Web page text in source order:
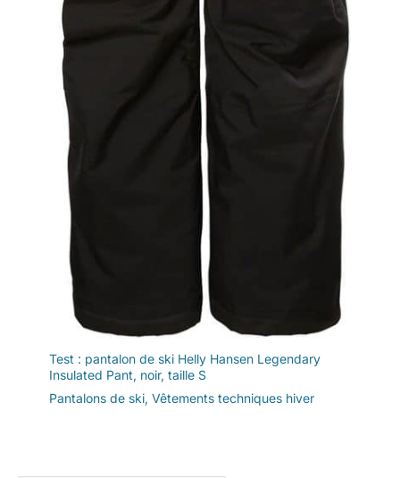
Test : pantalon de ski Helly Hansen Legendary
Insulated Pant, noir, taille S
Pantalons de ski, Vêtements techniques hiver